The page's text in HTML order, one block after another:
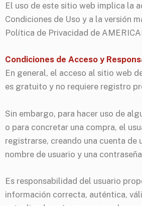
El uso de este sitio web implica la
Condiciones de Uso y a la versión
Política de Privacidad de
Condiciones de Acceso y
En general, el acceso al sitio web
es gratuito y no requiere registro
Sin embargo, para hacer uso de
o para concretar una compra, el
registrarse, creando una cuenta de
nombre de usuario y una
Es responsabilidad del usuario
información correcta, auténtica,